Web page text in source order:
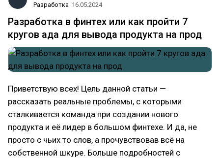
Разработка 16.05.2024
Разработка в финтех или как пройти 7
кругов ада для вывода продукта на прод
Приветствую всех! Цель данной статьи —
рассказать реальные проблемы, с которыми
сталкивается команда при создании нового
продукта и её лидер в большом финтехе. И да, не
просто с чьих то слов, а прочувствовав всё на
собственной шкуре. Больше подробностей с